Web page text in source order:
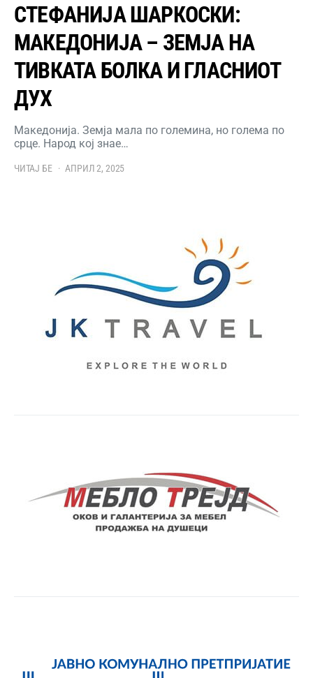
СТЕФАНИЈА ШАРКОСКИ:
МАКЕДОНИЈА – ЗЕМЈА НА
ТИВКАТА БОЛКА И ГЛАСНИОТ
ДУХ
Македонија. Земја мала по големина, но голема по
срце. Народ кој знае…
ЧИТАЈ БЕ АПРИЛ 2, 2025